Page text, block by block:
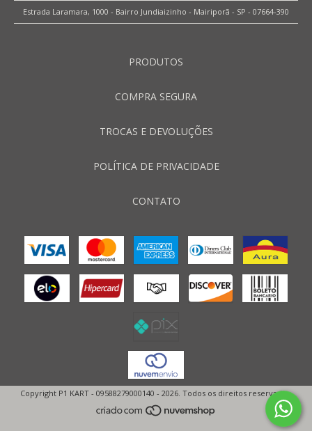
Estrada Laramara, 1000 - Bairro Jundiaizinho - Mairiporã - SP - 07664-390
PRODUTOS
COMPRA SEGURA
TROCAS E DEVOLUÇÕES
POLÍTICA DE PRIVACIDADE
CONTATO
Copyright P1 KART - 09588279000140 - 2026. Todos os direitos reservados.